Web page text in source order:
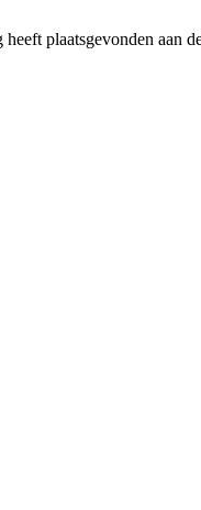
plaatsgevonden aan